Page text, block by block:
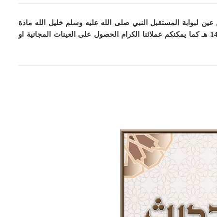
لبوابة المستقبل النبي صلى الله عليه وسلم خليل الله مادة
كما يمكنكم عملائنا الكرام الحصول على العينات المجانية او